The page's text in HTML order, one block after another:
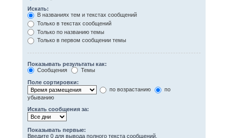
Искать:
В названиях тем и текстах сообщений
Только в текстах сообщений
Только по названию темы
Только в первом сообщении темы
Показывать результаты как:
Сообщения
Темы
Поле сортировки:
по возрастанию
по
убыванию
Искать сообщения за:
Показывать первые:
Введите 0 для вывода полного текста сообщений.